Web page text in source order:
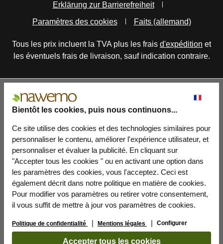
Bientôt les cookies, puis nous continuons...
Ce site utilise des cookies et des technologies similaires pour
personnaliser le contenu, améliorer l'expérience utilisateur, et
personnaliser et évaluer la publicité. En cliquant sur
"Accepter tous les cookies " ou en activant une option dans
les paramètres des cookies, vous l'acceptez. Ceci est
également décrit dans notre politique en matière de cookies.
Pour modifier vos paramètres ou retirer votre consentement,
il vous suffit de mettre à jour vos paramètres de cookies.
Politique de confidentialité Mentions légales Configurer
Accepter tous les cookies
Erklärung zur Barrierefreiheit
Paramètres des cookies
Faits (allemand)
Tous les prix incluent la TVA plus les frais d'expédition et
les éventuels frais de livraison, sauf indication contraire.